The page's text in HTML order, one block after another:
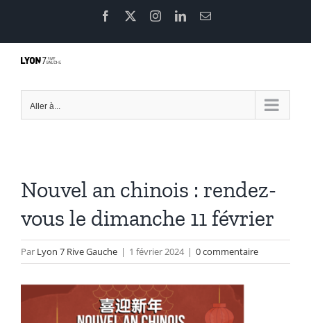
contenu
Facebook InstagramLinkedInEmail
Aller à...
Nouvel an chinois : rendez-
vous le dimanche 11 février
Par Lyon 7 Rive Gauche | 1 février 2024 | 0 commentaire